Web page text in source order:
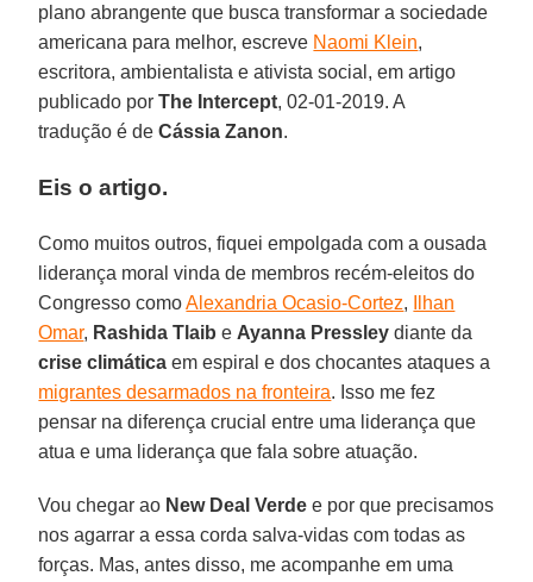
plano abrangente que busca transformar a sociedade
americana para melhor, escreve Naomi Klein,
escritora, ambientalista e ativista social, em artigo
publicado porThe Intercept, 02-01-2019. A
tradução é deCássia Zanon.
Eis o artigo.
Como muitos outros, fiquei empolgada com a ousada
liderança moral vinda de membros recém-eleitos do
Congresso comoAlexandria Ocasio-Cortez,
Ilhan
Omar, Rashida Tlaib e Ayanna Pressley diante da
crise climática em espiral e dos chocantes ataques a
migrantes desarmados na fronteira. Isso me fez
pensar na diferença crucial entre uma liderança que
atua e uma liderança que fala sobre atuação.
Vou chegar ao New Deal Verde e por que precisamos
nos agarrar a essa corda salva-vidas com todas as
forças. Mas, antes disso, me acompanhe em uma